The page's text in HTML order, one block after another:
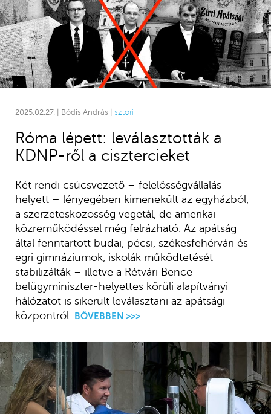
2025.02.27. | Bódis András | sztori
Róma lépett: leválasztották a
KDNP-ről a cisztercieket
Két rendi csúcsvezető – felelősségvállalás
helyett – lényegében kimenekült az egyházból,
a szerzetesközösség vegetál, de amerikai
közreműködéssel még felrázható. Az apátság
által fenntartott budai, pécsi, székesfehérvári és
egri gimnáziumok, iskolák működtetését
stabilizálták – illetve a Rétvári Bence
belügyminiszter-helyettes körüli alapítványi
hálózatot is sikerült leválasztani az apátsági
központról.
BŐVEBBEN >>>